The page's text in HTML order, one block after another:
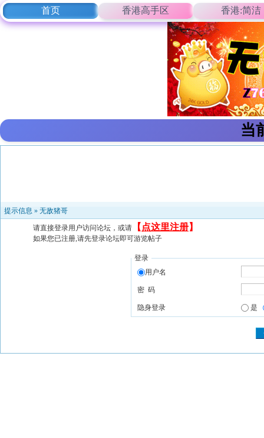
首页 香港高手区 香港:简洁
当
提示信息 » 无敌猪哥
请直接登录用户访问论坛，或请 【 点这里注册】
如果您已注册,请先登录论坛即可游览帖子
登录
用户名
密 码
隐身登录 是